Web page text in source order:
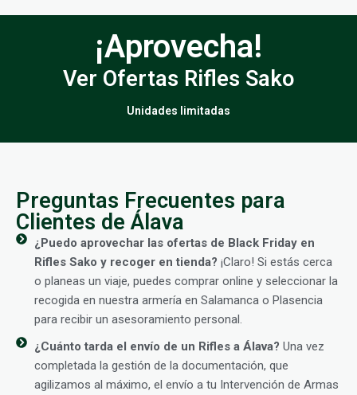
¡Aprovecha!
Ver Ofertas Rifles Sako
Unidades limitadas
Preguntas Frecuentes para
Clientes de Álava
¿Puedo aprovechar las ofertas de Black Friday en
Rifles Sako y recoger en tienda? ¡Claro! Si estás cerca
o planeas un viaje, puedes comprar online y seleccionar la
recogida en nuestra armería en Salamanca o Plasencia
para recibir un asesoramiento personal.
¿Cuánto tarda el envío de un Rifles a Álava? Una vez
completada la gestión de la documentación, que
agilizamos al máximo, el envío a tu Intervención de Armas